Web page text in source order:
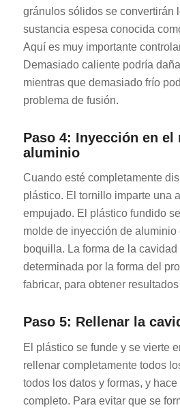
gránulos sólidos se convertirán
sustancia espesa conocida
Aquí es muy importante
Demasiado caliente podría
mientras que demasiado frío
problema de fusión.
Paso 4: Inyección en el
aluminio
Cuando esté completamente
plástico. El tornillo imparte una
empujado. El plástico fundido
molde de inyección de
boquilla. La forma de la
determinada por la forma del
fabricar, para obtener
Paso 5: Rellenar la
El plástico se funde y se vierte
rellenar completamente todos
todos los datos y formas, y
completo. Para evitar que se